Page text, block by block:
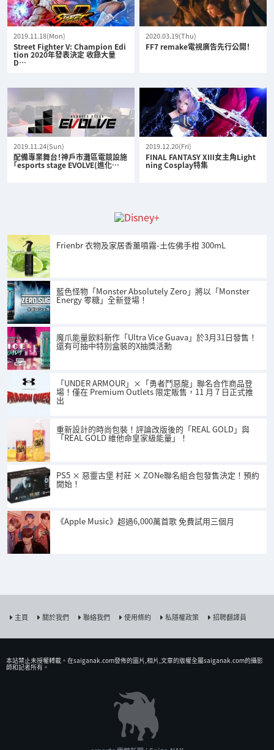
2019.11.18(Mon)
Street Fighter V: Champion Edi
tion 2020年發表決定 收錄大量
D…
2020.03.19(Thu)
FF7 remake電視廣告先行公開！
2019.11.24(Sun)
配備專業舞台！神戶市灘區電競設施
「esports stage EVOLVE(進化…
2019.12.20(Fri)
FINAL FANTASY XIII女主角Light
ning Cosplay特集
Frienbr 衣物及家居香薰噴霧-土佐佛手柑 300mL
藍色怪物「Monster Absolutely Zero」將以「Monster
Energy 零糖」全新登場！
魔爪能量飲料新作「Ultra Vice Guava」於3月31日發售！
還有可抽中特別盒裝的X抽獎活動
「UNDER ARMOUR」×「勇者鬥惡龍」聯名合作商品登
場！僅在 Premium Outlets 限定販售，11 月 7 日正式推
出
重新設計的時尚包裝！評論改版後的「REAL GOLD」與
「REAL GOLD 維他命皇家級能量」！
PS5 × 惡靈古堡 村莊 × ZONe聯名組合包發售決定！預約
開始！
《Apple Music》超過6,000萬首歌 免費試用三個月
主頁 關於我們 聯絡我們 使用條約 私隱權政策 招聘翻譯員
本站禁止未授權𨍭載。在saiganak.com發佈的圖片,相片,文章的版權全屬saiganak.com的攝影
師和記者所有。